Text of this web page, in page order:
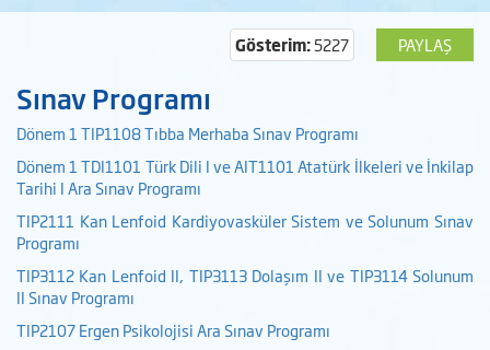
PAYLAŞ
Gösterim:5227
Sınav Programı
Dönem 1 TIP1108 Tıbba Merhaba Sınav Programı
Dönem 1 TDI1101 Türk Dili I ve AIT1101 Atatürk İlkeleri ve İnkilap
Tarihi I Ara Sınav Programı
TIP2111 Kan Lenfoid Kardiyovasküler Sistem ve Solunum Sınav
Programı
TIP3112 Kan Lenfoid II, TIP3113 Dolaşım II ve TIP3114 Solunum
II Sınav Programı
TIP2107 Ergen Psikolojisi Ara Sınav Programı